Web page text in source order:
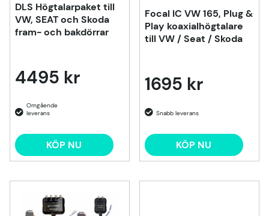
DLS Högtalarpaket till
VW, SEAT och Skoda
fram- och bakdörrar
4495 kr
KÖP NU
Focal IC VW 165, Plug &
Play koaxialhögtalare
till VW / Seat / Skoda
1695 kr
KÖP NU